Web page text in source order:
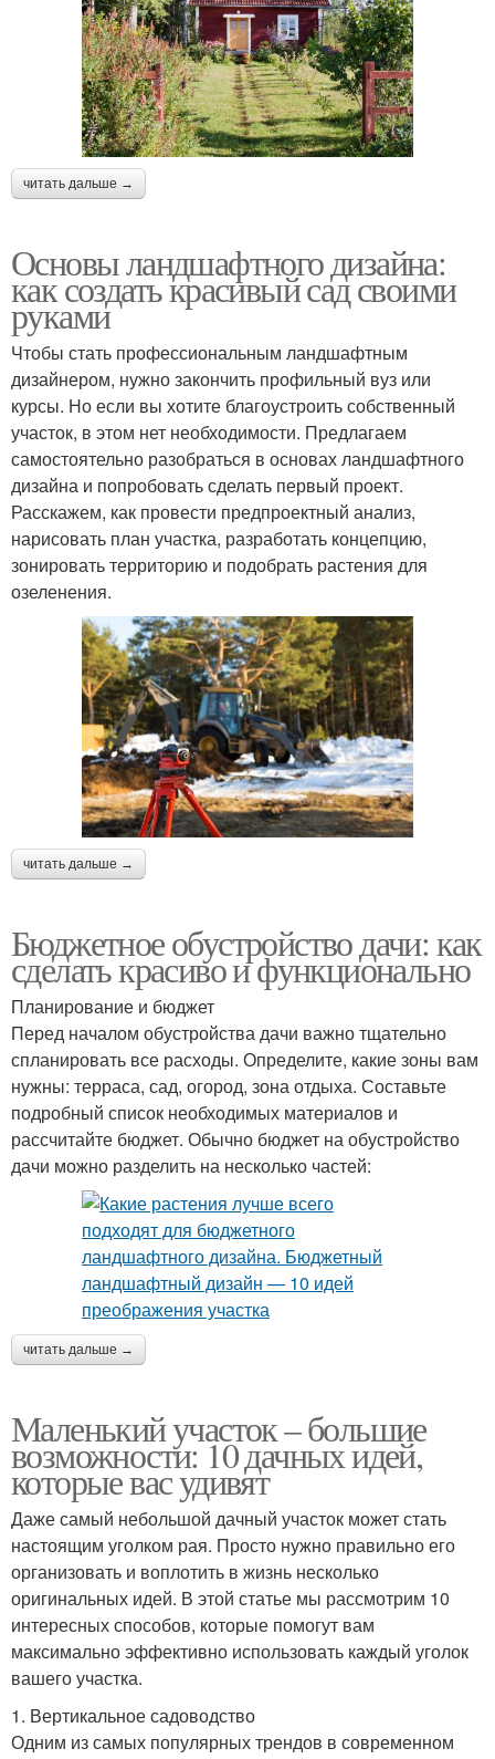
читать дальше →
Основы ландшафтного дизайна:
как создать красивый сад своими
руками
Чтобы стать профессиональным ландшафтным
дизайнером, нужно закончить профильный вуз или
курсы. Но если вы хотите благоустроить собственный
участок, в этом нет необходимости. Предлагаем
самостоятельно разобраться в основах ландшафтного
дизайна и попробовать сделать первый проект.
Расскажем, как провести предпроектный анализ,
нарисовать план участка, разработать концепцию,
зонировать территорию и подобрать растения для
озеленения.
читать дальше →
Бюджетное обустройство дачи: как
сделать красиво и функционально
Планирование и бюджет
Перед началом обустройства дачи важно тщательно
спланировать все расходы. Определите, какие зоны вам
нужны: терраса, сад, огород, зона отдыха. Составьте
подробный список необходимых материалов и
рассчитайте бюджет. Обычно бюджет на обустройство
дачи можно разделить на несколько частей:
читать дальше →
Маленький участок – большие
возможности: 10 дачных идей,
которые вас удивят
Даже самый небольшой дачный участок может стать
настоящим уголком рая. Просто нужно правильно его
организовать и воплотить в жизнь несколько
оригинальных идей. В этой статье мы рассмотрим 10
интересных способов, которые помогут вам
максимально эффективно использовать каждый уголок
вашего участка.
1. Вертикальное садоводство
Одним из самых популярных трендов в современном